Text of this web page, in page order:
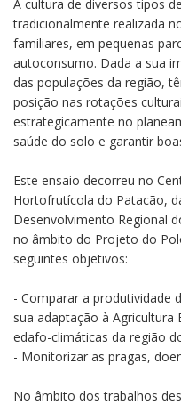
A cultura de diversos tipos
tradicionalmente realizada
familiares, em pequenas
autoconsumo. Dada a sua
das populações da região,
posição nas rotações
estrategicamente no
saúde do solo e garantir
Este ensaio decorreu no
Hortofrutícola do Patacão,
Desenvolvimento Regional
no âmbito do Projeto do
seguintes objetivos:
- Comparar a produtividade
sua adaptação à Agricultura
edafo-climáticas da região
- Monitorizar as pragas,
No âmbito dos trabalhos